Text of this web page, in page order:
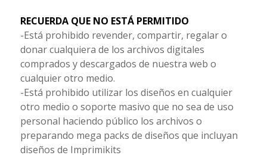
RECUERDA QUE NO ESTÁ PERMITIDO
-Está prohibido revender, compartir, regalar o
donar cualquiera de los archivos digitales
comprados y descargados de nuestra web o
cualquier otro medio.
-Está prohibido utilizar los diseños en cualquier
otro medio o soporte masivo que no sea de uso
personal haciendo público los archivos o
preparando mega packs de diseños que incluyan
diseños de Imprimikits